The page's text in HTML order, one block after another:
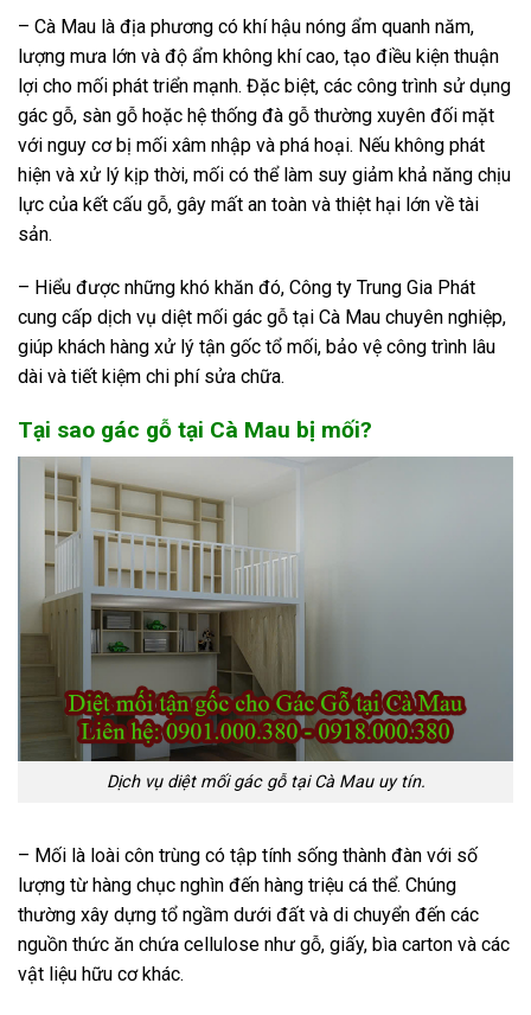
– Cà Mau là địa phương có khí hậu nóng ẩm quanh năm,
lượng mưa lớn và độ ẩm không khí cao, tạo điều kiện thuận
lợi cho mối phát triển mạnh. Đặc biệt, các công trình sử dụng
gác gỗ, sàn gỗ hoặc hệ thống đà gỗ thường xuyên đối mặt
với nguy cơ bị mối xâm nhập và phá hoại. Nếu không phát
hiện và xử lý kịp thời, mối có thể làm suy giảm khả năng chịu
lực của kết cấu gỗ, gây mất an toàn và thiệt hại lớn về tài
sản.
– Hiểu được những khó khăn đó, Công ty Trung Gia Phát
cung cấp dịch vụ diệt mối gác gỗ tại Cà Mau chuyên nghiệp,
giúp khách hàng xử lý tận gốc tổ mối, bảo vệ công trình lâu
dài và tiết kiệm chi phí sửa chữa.
Tại sao gác gỗ tại Cà Mau bị mối?
Dịch vụ diệt mối gác gỗ tại Cà Mau uy tín.
– Mối là loài côn trùng có tập tính sống thành đàn với số
lượng từ hàng chục nghìn đến hàng triệu cá thể. Chúng
thường xây dựng tổ ngầm dưới đất và di chuyển đến các
nguồn thức ăn chứa cellulose như gỗ, giấy, bìa carton và các
vật liệu hữu cơ khác.